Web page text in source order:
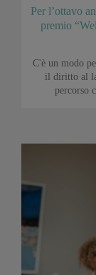
Per l’ottavo
premio
C'è un modo
il diritto al
percorso